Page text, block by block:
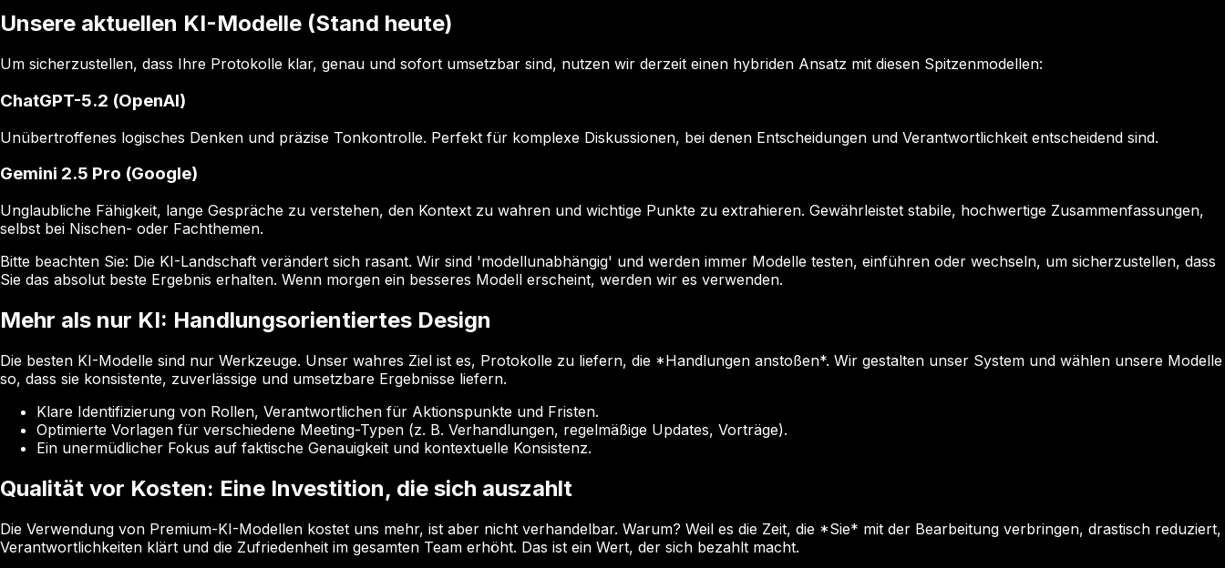
Unsere aktuellen KI-Modelle (Stand heute)
Um sicherzustellen, dass Ihre Protokolle klar, genau und sofort umsetzbar sind, nutzen wir derzeit einen hybriden Ansatz mit diesen Spitzenmodellen:
ChatGPT-5.2 (OpenAI)
Unübertroffenes logisches Denken und präzise Tonkontrolle. Perfekt für komplexe Diskussionen, bei denen Entscheidungen und Verantwortlichkeit entscheidend sind.
Gemini 2.5 Pro (Google)
Unglaubliche Fähigkeit, lange Gespräche zu verstehen, den Kontext zu wahren und wichtige Punkte zu extrahieren. Gewährleistet stabile, hochwertige Zusammenfassungen,
selbst bei Nischen- oder Fachthemen.
Bitte beachten Sie: Die KI-Landschaft verändert sich rasant. Wir sind 'modellunabhängig' und werden immer Modelle testen, einführen oder wechseln, um sicherzustellen, dass
Sie das absolut beste Ergebnis erhalten. Wenn morgen ein besseres Modell erscheint, werden wir es verwenden.
Mehr als nur KI: Handlungsorientiertes Design
Die besten KI-Modelle sind nur Werkzeuge. Unser wahres Ziel ist es, Protokolle zu liefern, die *Handlungen anstoßen*. Wir gestalten unser System und wählen unsere Modelle
so, dass sie konsistente, zuverlässige und umsetzbare Ergebnisse liefern.
Klare Identifizierung von Rollen, Verantwortlichen für Aktionspunkte und Fristen.
Optimierte Vorlagen für verschiedene Meeting-Typen (z. B. Verhandlungen, regelmäßige Updates, Vorträge).
Ein unermüdlicher Fokus auf faktische Genauigkeit und kontextuelle Konsistenz.
Qualität vor Kosten: Eine Investition, die sich auszahlt
Die Verwendung von Premium-KI-Modellen kostet uns mehr, ist aber nicht verhandelbar. Warum? Weil es die Zeit, die *Sie* mit der Bearbeitung verbringen, drastisch reduziert,
Verantwortlichkeiten klärt und die Zufriedenheit im gesamten Team erhöht. Das ist ein Wert, der sich bezahlt macht.